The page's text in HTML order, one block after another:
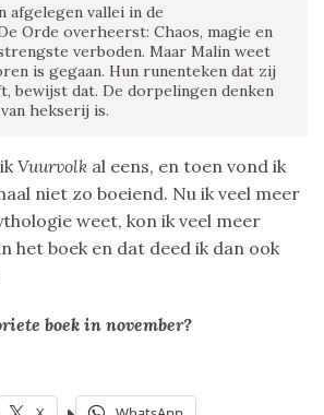
afgelegen vallei in de
Orde overheerst: Chaos, magie en
verboden. Maar Malin weet
is gegaan. Hun runenteken dat zij
bewijst dat. De dorpelingen denken
hekserij is.
Vuurvolk al eens, en toen vond ik
niet zo boeiend. Nu ik veel meer
weet, kon ik veel meer
het boek en dat deed ik dan ook
boek in november?